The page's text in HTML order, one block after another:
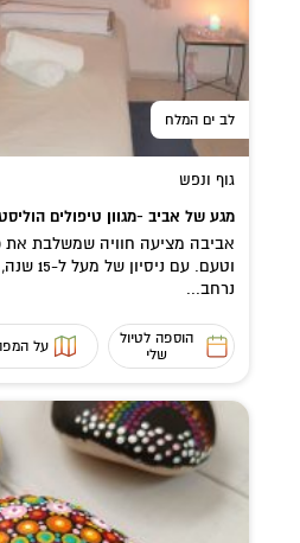
לב ים המלח
גוף ונפש
מגע של אביב -מגוון טיפולים
אביבה מציעה חוויה שמשלבת את
וטעם. עם
נרחב...
הוספה לטיול
שלי
על